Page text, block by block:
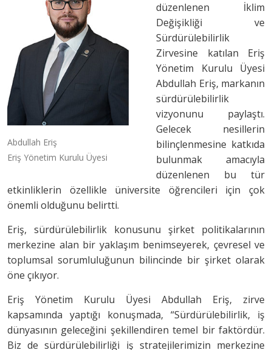
Abdullah Eriş
Eriş Yönetim Kurulu Üyesi
düzenlenen İklim
Değişikliği ve
Sürdürülebilirlik
Zirvesine katılan Eriş
Yönetim Kurulu Üyesi
Abdullah Eriş, markanın
sürdürülebilirlik
vizyonunu paylaştı.
Gelecek nesillerin
bilinçlenmesine katkıda
bulunmak amacıyla
düzenlenen bu tür
etkinliklerin özellikle üniversite öğrencileri için çok
önemli olduğunu belirtti.
Eriş, sürdürülebilirlik konusunu şirket politikalarının
merkezine alan bir yaklaşım benimseyerek, çevresel ve
toplumsal sorumluluğunun bilincinde bir şirket olarak
öne çıkıyor.
Eriş Yönetim Kurulu Üyesi Abdullah Eriş, zirve
kapsamında yaptığı konuşmada, “Sürdürülebilirlik, iş
dünyasının geleceğini şekillendiren temel bir faktördür.
Biz de sürdürülebilirliği iş stratejilerimizin merkezine